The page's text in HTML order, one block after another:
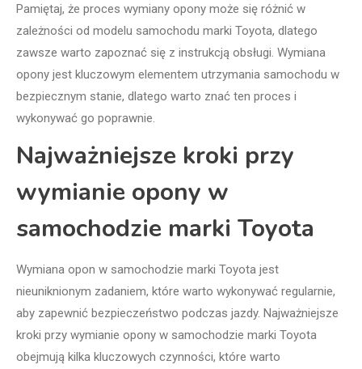
Pamiętaj, że proces wymiany opony może się różnić w
zależności od modelu samochodu marki Toyota, dlatego
zawsze warto zapoznać się z instrukcją obsługi. Wymiana
opony jest kluczowym elementem utrzymania samochodu w
bezpiecznym stanie, dlatego warto znać ten proces i
wykonywać go poprawnie.
Najważniejsze kroki przy
wymianie opony w
samochodzie marki Toyota
Wymiana opon w samochodzie marki Toyota jest
nieuniknionym zadaniem, które warto wykonywać regularnie,
aby zapewnić bezpieczeństwo podczas jazdy. Najważniejsze
kroki przy wymianie opony w samochodzie marki Toyota
obejmują kilka kluczowych czynności, które warto